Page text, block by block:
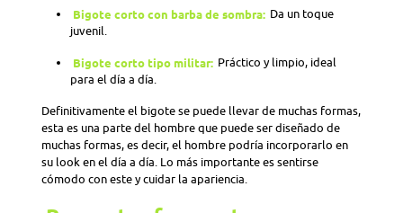
Bigote corto con barba de sombra: Da un toque
juvenil.
Bigote corto tipo militar: Práctico y limpio, ideal
para el día a día.
Definitivamente el bigote se puede llevar de muchas formas,
esta es una parte del hombre que puede ser diseñado de
muchas formas, es decir, el hombre podría incorporarlo en
su look en el día a día. Lo más importante es sentirse
cómodo con este y cuidar la apariencia.